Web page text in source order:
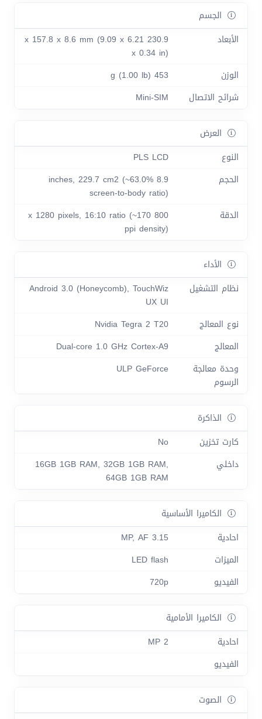
الجسم
الأبعاد
230.9 x 157.8 x 8.6 mm (9.09 x 6.21
x 0.34 in)
الوزن
453 g (1.00 lb)
شرائح الاتصال
Mini-SIM
العرض
النوع
PLS LCD
الحجم
8.9 inches, 229.7 cm2 (~63.0%
screen-to-body ratio)
الدقة
800 x 1280 pixels, 16:10 ratio (~170
ppi density)
الأداء
نظام التشغيل
Android 3.0 (Honeycomb), TouchWiz
UX UI
نوع المعالج
Nvidia Tegra 2 T20
المعالج
Dual-core 1.0 GHz Cortex-A9
وحدة معالجة
الرسوم
ULP GeForce
الذاكرة
كارت تخزين
No
داخلي
16GB 1GB RAM, 32GB 1GB RAM,
64GB 1GB RAM
الكاميرا الأساسية
احادية
3.15 MP, AF
الميزات
LED flash
الفيديو
720p
الكاميرا الأمامية
احادية
2 MP
الفيديو
الصوت